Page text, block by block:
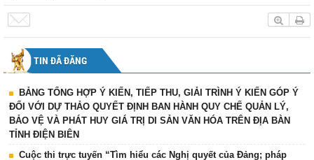
TIN ĐÃ ĐĂNG
BẢNG TỔNG HỢP Ý KIẾN, TIẾP THU, GIẢI TRÌNH Ý KIẾN GÓP Ý
ĐỐI VỚI DỰ THẢO QUYẾT ĐỊNH BAN HÀNH QUY CHẾ QUẢN LÝ,
BẢO VỆ VÀ PHÁT HUY GIÁ TRỊ DI SẢN VĂN HÓA TRÊN ĐỊA BÀN
TỈNH ĐIỆN BIÊN
Cuộc thi trực tuyến “Tìm hiểu các Nghị quyết của Đảng; pháp